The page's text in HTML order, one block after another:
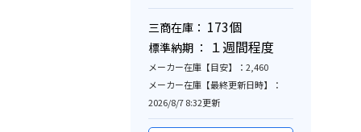
三商在庫： 173個
標準納期 ： １週間程度
メーカー在庫【目安】：2,460
メーカー在庫【最終更新日時】：
2026/8/7 8:32更新